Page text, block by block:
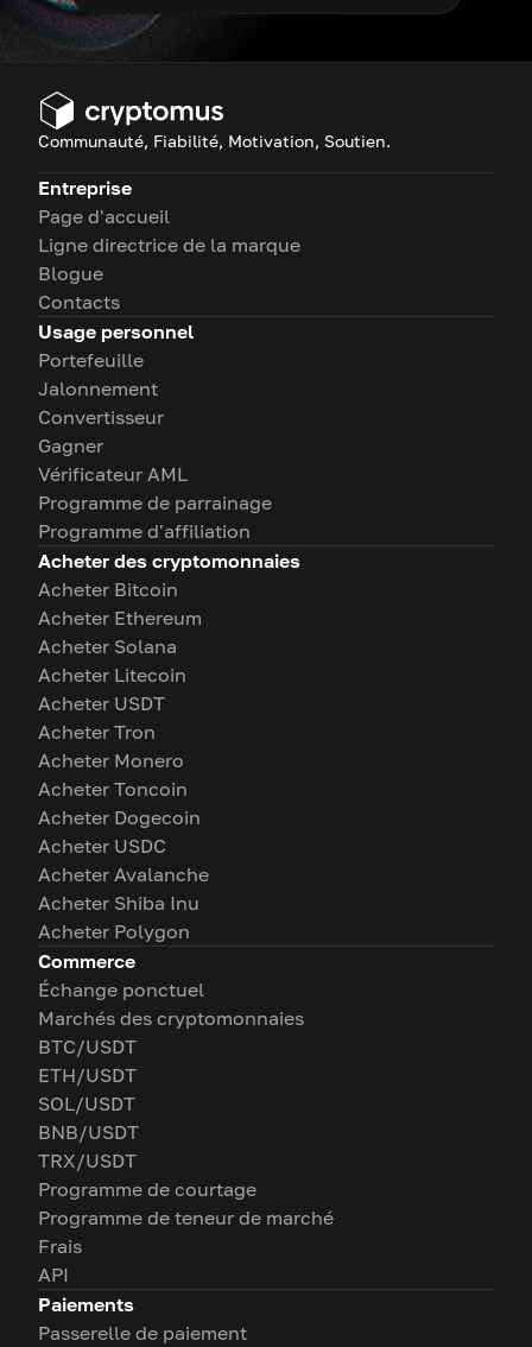
Communauté, Fiabilité, Motivation, Soutien.
Entreprise
Page d'accueil
Ligne directrice de la marque
Blogue
Contacts
Usage personnel
Portefeuille
Jalonnement
Convertisseur
Gagner
Vérificateur AML
Programme de parrainage
Programme d'affiliation
Acheter des cryptomonnaies
Acheter Bitcoin
Acheter Ethereum
Acheter Solana
Acheter Litecoin
Acheter USDT
Acheter Tron
Acheter Monero
Acheter Toncoin
Acheter Dogecoin
Acheter USDC
Acheter Avalanche
Acheter Shiba Inu
Acheter Polygon
Commerce
Échange ponctuel
Marchés des cryptomonnaies
BTC/USDT
ETH/USDT
SOL/USDT
BNB/USDT
TRX/USDT
Programme de courtage
Programme de teneur de marché
Frais
API
Paiements
Passerelle de paiement